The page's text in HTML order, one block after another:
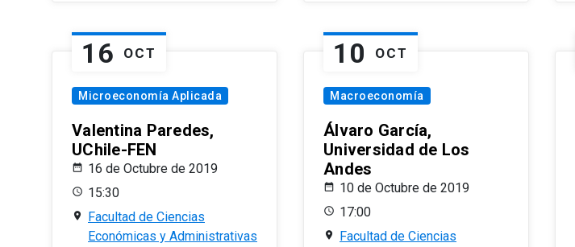
16 OCT
Microeconomía Aplicada
Valentina Paredes,
UChile-FEN
16 de Octubre de 2019
15:30
Facultad de Ciencias
Económicas y Administrativas
10 OCT
Macroeconomía
Álvaro García,
Universidad de Los
Andes
10 de Octubre de 2019
17:00
Facultad de Ciencias